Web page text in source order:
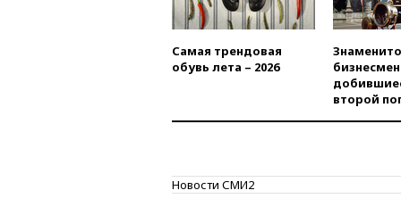
Самая трендовая
обувь лета – 2026
второй
Новости СМИ2